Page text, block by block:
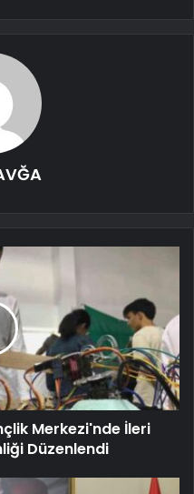
Merkezi'nde İleri
Düzenlendi